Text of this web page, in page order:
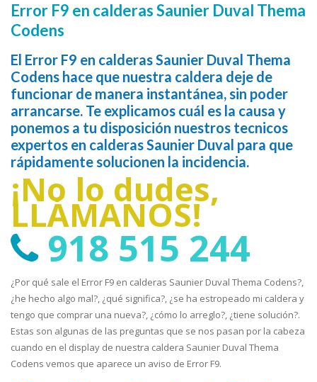
Error F9 en calderas Saunier Duval Thema
Codens
El Error F9 en calderas Saunier Duval Thema
Codens hace que nuestra caldera deje de
funcionar de manera instantánea, sin poder
arrancarse. Te explicamos cuál es la causa y
ponemos a tu disposición nuestros tecnicos
expertos en calderas Saunier Duval para que
rápidamente solucionen la incidencia.
¡No lo dudes,
LLÁMANOS!
918 515 244
¿Por qué sale el Error F9 en calderas Saunier Duval Thema Codens?,
¿he hecho algo mal?, ¿qué significa?, ¿se ha estropeado mi caldera y
tengo que comprar una nueva?, ¿cómo lo arreglo?, ¿tiene solución?.
Estas son algunas de las preguntas que se nos pasan por la cabeza
cuando en el display de nuestra caldera Saunier Duval Thema
Codens vemos que aparece un aviso de Error F9.